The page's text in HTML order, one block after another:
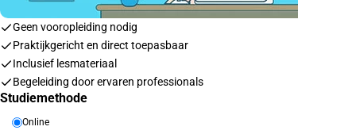
Geen vooropleiding nodig
Praktijkgericht en direct toepasbaar
Inclusief lesmateriaal
Begeleiding door ervaren professionals
Studiemethode
Online